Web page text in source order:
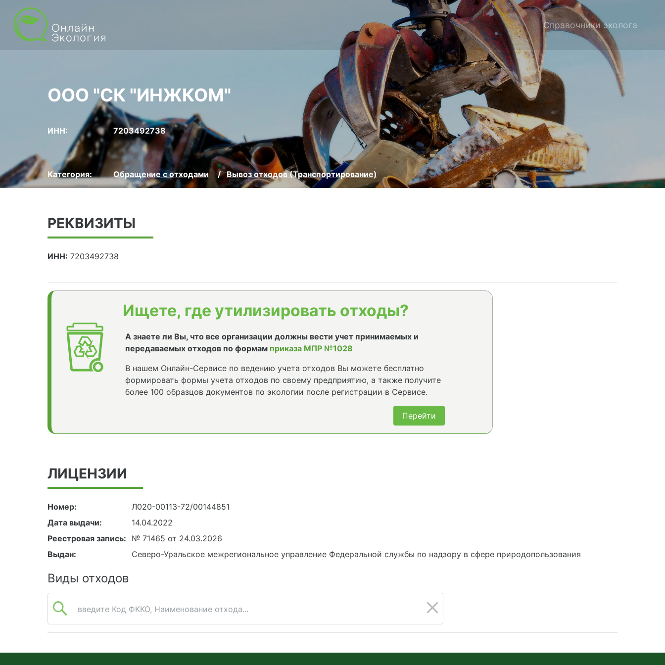
Справочники эколога
ООО "СК "ИНЖКОМ"
ИНН: 7203492738
Категория: Обращение с отходами Вывоз отходов (Транспортирование)
РЕКВИЗИТЫ
ИНН: 7203492738
Ищете, где утилизировать отходы?
А знаете ли Вы, что все организации должны вести учет принимаемых и
передаваемых отходов по формам приказа МПР №1028
В нашем Онлайн-Сервисе по ведению учета отходов Вы можете бесплатно
формировать формы учета отходов по своему предприятию, а также получите
более 100 образцов документов по экологии после регистрации в Сервисе.
Перейти
ЛИЦЕНЗИИ
Номер:
Л020-00113-72/00144851
Дата выдачи:
14.04.2022
Реестровая запись:
№ 71465 от 24.03.2026
Выдан:
Северо-Уральское межрегиональное управление Федеральной службы по надзору в сфере природопользования
Виды отходов
введите Код ФККО, Наименование отхода...